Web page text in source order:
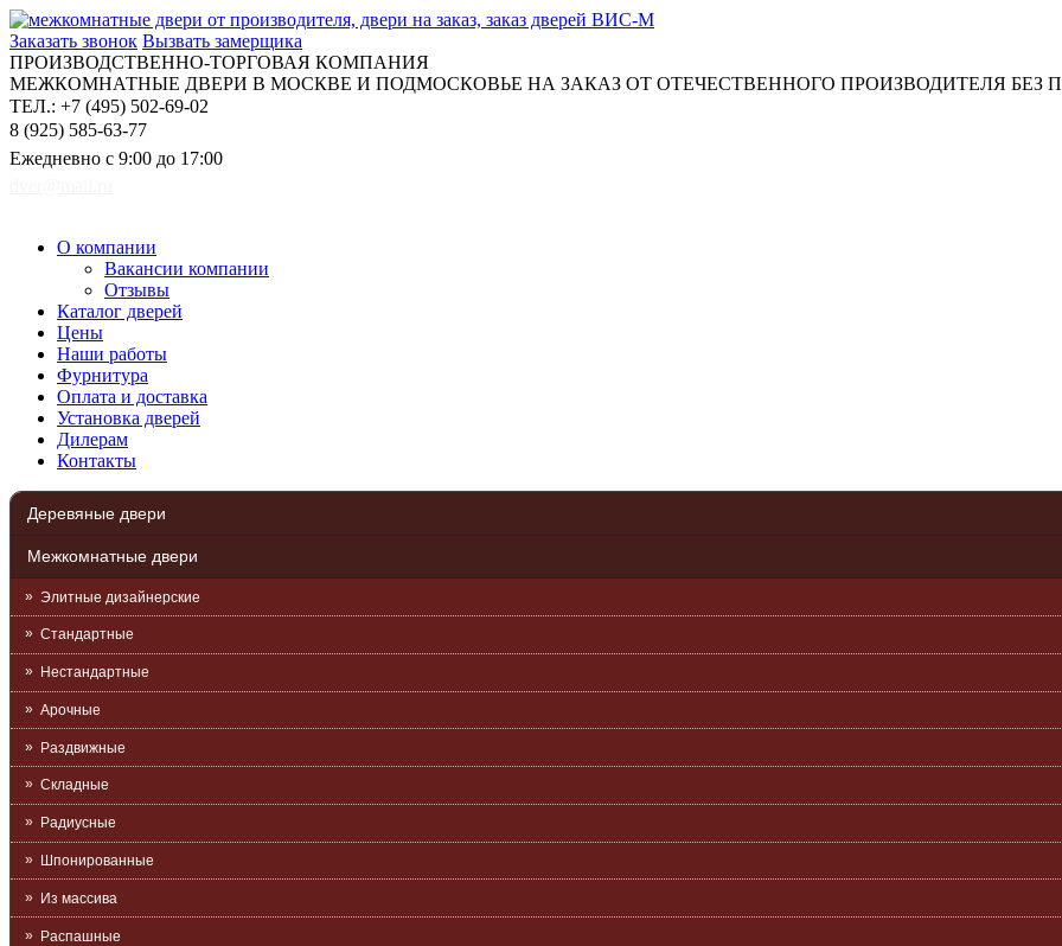
Заказать звонок Вызвать замерщика
ПРОИЗВОДСТВЕННО-ТОРГОВАЯ КОМПАНИЯ
МЕЖКОМНАТНЫЕ ДВЕРИ В МОСКВЕ И ПОДМОСКОВЬЕ НА ЗАКАЗ ОТ ОТЕЧЕСТВЕННОГО ПРОИЗВОДИТЕЛЯ БЕЗ
ТЕЛ.: +7 (495) 502-69-02
8 (925) 585-63-77
Ежедневно с 9:00 до 17:00
О компании
Вакансии компании
Отзывы
Каталог дверей
Цены
Наши работы
Фурнитура
Оплата и доставка
Установка дверей
Дилерам
Контакты
Деревяные двери
Межкомнатные двери
Элитные дизайнерские
Стандартные
Нестандартные
Арочные
Раздвижные
Складные
Радиусные
Шпонированные
Из массива
Распашные